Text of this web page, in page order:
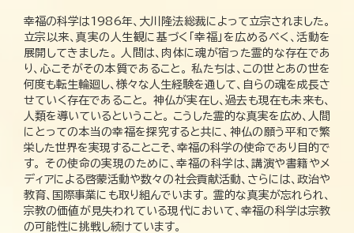
幸福の科学は1986年、大川隆法総裁によって立宗されました。
立宗以来、真実の人生観に基づく「幸福」を広めるべく、活動を
展開してきました。 人間は、肉体に魂が宿った霊的な存在であ
り、心こそがその本質であること。 私たちは、この世とあの世を
何度も転生輪廻し、様々な人生経験を通して、自らの魂を成長さ
せていく存在であること。 神仏が実在し、過去も現在も未来も、
人類を導いているということ。 こうした霊的な真実を広め、人間
にとっての本当の幸福を探究すると共に、神仏の願う平和で繁
栄した世界を実現することこそ、幸福の科学の使命であり目的で
す。 その使命の実現のために、幸福の科学は、講演や書籍やメ
ディアによる啓蒙活動や数々の社会貢献活動、さらには、政治や
教育、国際事業にも取り組んでいます。 霊的な真実が忘れられ、
宗教の価値が見失われている現代において、幸福の科学は宗教
の可能性に挑戦し続けています。